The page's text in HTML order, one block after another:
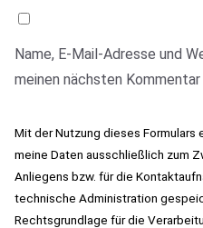
Name, E-Mail-Adresse und
meinen nächsten Kommentar
Mit der Nutzung dieses
meine Daten ausschließlich zum
Anliegens bzw. für die
technische Administration
Rechtsgrundlage für die